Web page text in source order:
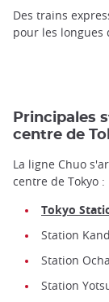
Des trains
pour les longues
Principales
centre de
La ligne Chuo
centre de Tokyo :
Tokyo
Station
Station
Station